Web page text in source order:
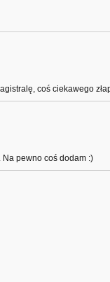
coś ciekawego
Na pewno coś dodam :)